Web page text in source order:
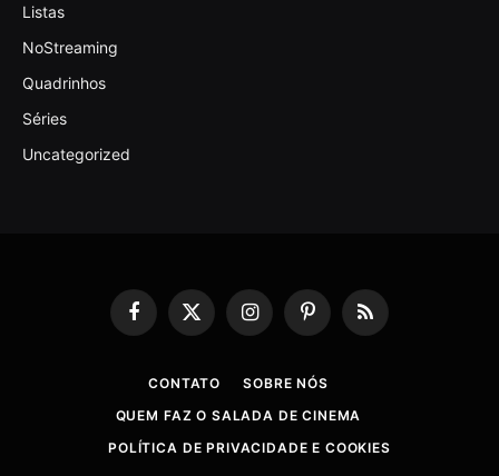
Listas
NoStreaming
Quadrinhos
Séries
Uncategorized
Facebook
X
(Twitter)
InstagramPinterestRSS
CONTATO
SOBRE NÓS
QUEM FAZ O SALADA DE CINEMA
POLÍTICA DE PRIVACIDADE E COOKIES